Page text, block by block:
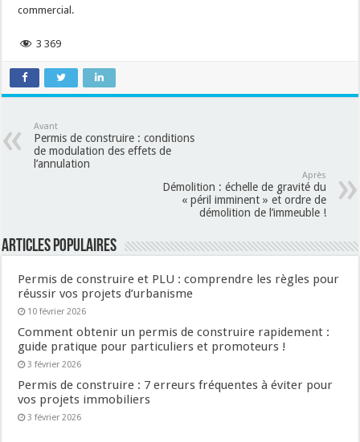
commercial.
3 369
Avant
Permis de construire : conditions
de modulation des effets de
l’annulation
Après
Démolition : échelle de gravité du
« péril imminent » et ordre de
démolition de l’immeuble !
Articles populaires
Permis de construire et PLU : comprendre les règles pour
réussir vos projets d’urbanisme
10 février 2026
Comment obtenir un permis de construire rapidement :
guide pratique pour particuliers et promoteurs !
3 février 2026
Permis de construire : 7 erreurs fréquentes à éviter pour
vos projets immobiliers
3 février 2026